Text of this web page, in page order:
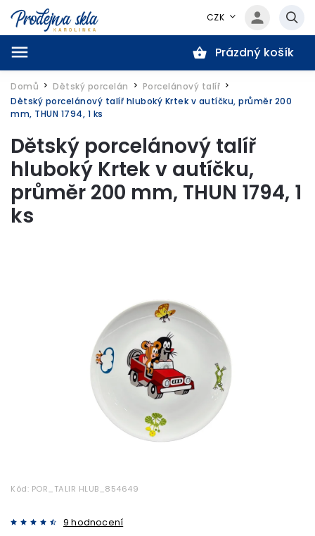
CZK
Prázdný košík
Domů / Dětský porcelán / Porcelánový talíř /
Dětský porcelánový talíř hluboký Krtek v autíčku, průměr 200
mm, THUN 1794, 1 ks
Dětský porcelánový talíř
hluboký Krtek v autíčku,
průměr 200 mm, THUN 1794, 1
ks
Kód: POR_TALIR HLUB_854649
9 hodnocení